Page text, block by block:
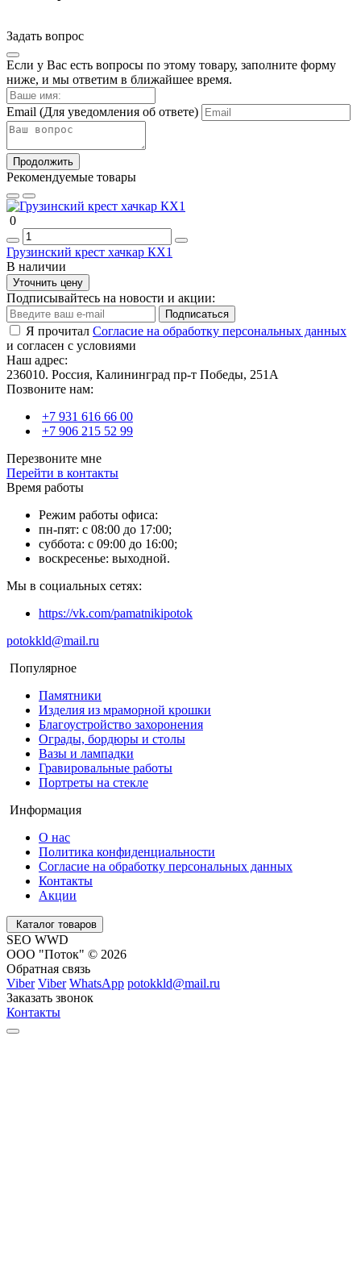
Задать вопрос
Если у Вас есть вопросы по этому товару, заполните форму
ниже, и мы ответим в ближайшее время.
Email (Для уведомления об ответе)
Продолжить
Рекомендуемые товары
0
Грузинский крест хачкар КХ1
В наличии
Уточнить цену
Подписывайтесь на новости и акции:
Подписаться
Я прочитал Согласие на обработку персональных данных
и согласен с условиями
Наш адрес:
236010. Россия, Калининград пр-т Победы, 251А
Позвоните нам:
+7 931 616 66 00
+7 906 215 52 99
Перезвоните мне
Перейти в контакты
Время работы
Режим работы офиса:
пн-пят: с 08:00 до 17:00;
суббота: с 09:00 до 16:00;
воскресенье: выходной.
Мы в социальных сетях:
https://vk.com/pamatnikipotok
potokkld@mail.ru
Популярное
Памятники
Изделия из мраморной крошки
Благоустройство захоронения
Ограды, бордюры и столы
Вазы и лампадки
Гравировальные работы
Портреты на стекле
Информация
О нас
Политика конфиденциальности
Согласие на обработку персональных данных
Контакты
Акции
Каталог товаров
SEO WWD
ООО "Поток" © 2026
Обратная связь
Viber Viber WhatsApp potokkld@mail.ru
Заказать звонок
Контакты